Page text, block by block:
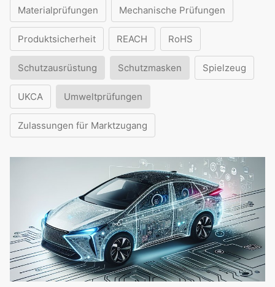
Materialprüfungen Mechanische Prüfungen
Produktsicherheit REACH RoHS
Schutzausrüstung Schutzmasken Spielzeug
UKCA Umweltprüfungen
Zulassungen für Marktzugang